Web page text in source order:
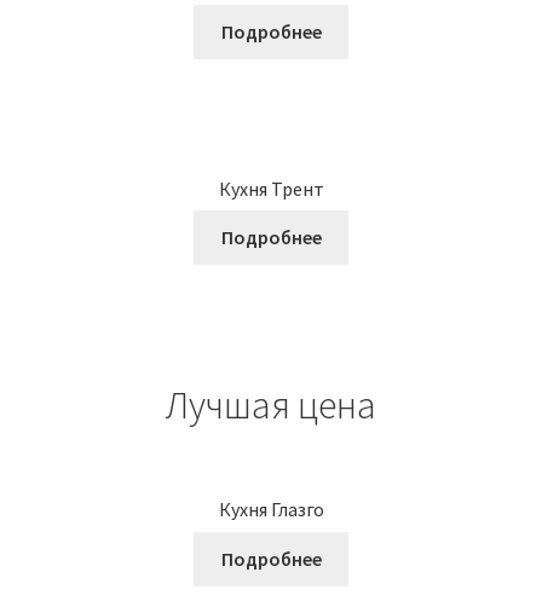
Подробнее
Кухня Трент
Подробнее
Лучшая цена
Кухня Глазго
Подробнее